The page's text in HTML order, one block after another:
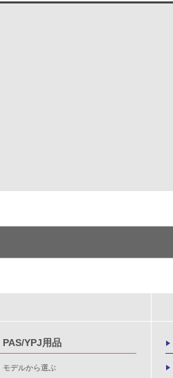
PAS/YPJ用品
モデルから選ぶ